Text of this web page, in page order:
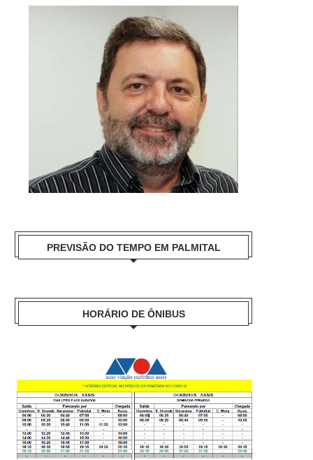
PREVISÃO DO TEMPO EM PALMITAL
HORÁRIO DE ÔNIBUS